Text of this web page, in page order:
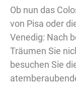
Ob nun das
von Pisa oder
Venedig: Nach
Träumen Sie
besuchen Sie